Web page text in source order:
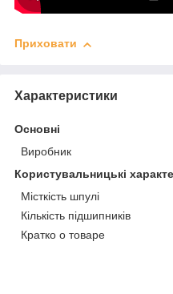
Приховати
Характеристики
Основні
Виробник
Користувальницькі
Місткість шпулі
Кількість підшипників
Кратко о товаре